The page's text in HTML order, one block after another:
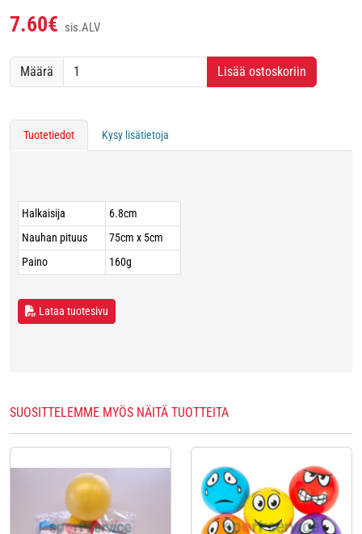
7.60€ sis.ALV
Määrä Lisää ostoskoriin
Tuotetiedot Kysy lisätietoja
Halkaisija
6.8cm
Nauhan pituus
75cm x 5cm
Paino
160g
Lataa tuotesivu
SUOSITTELEMME MYÖS NÄITÄ TUOTTEITA